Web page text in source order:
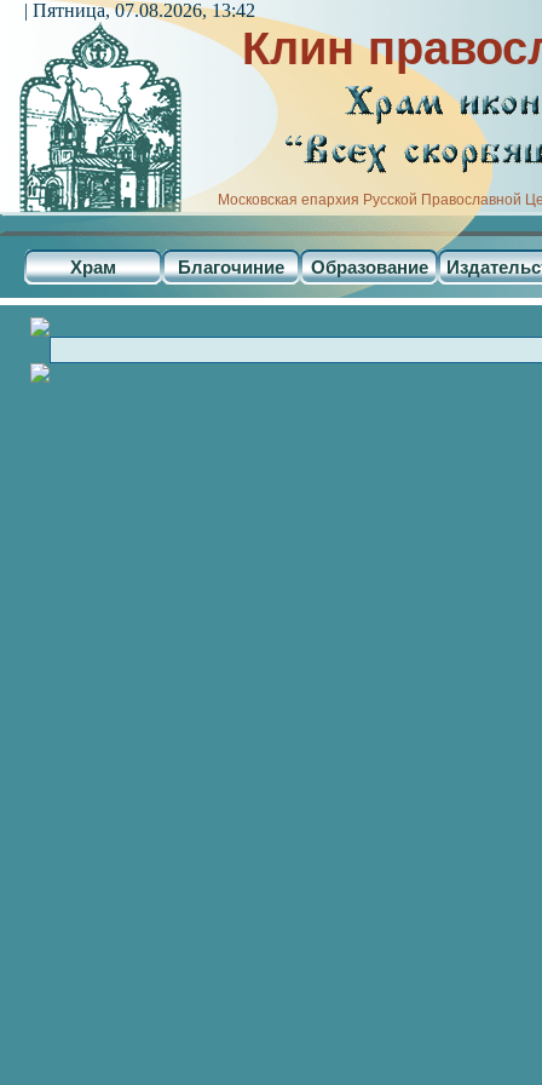
Клин
Московская епархия Русской Православной
Храм Благочиние Образование
| Пятница, 07.08.2026, 13:42